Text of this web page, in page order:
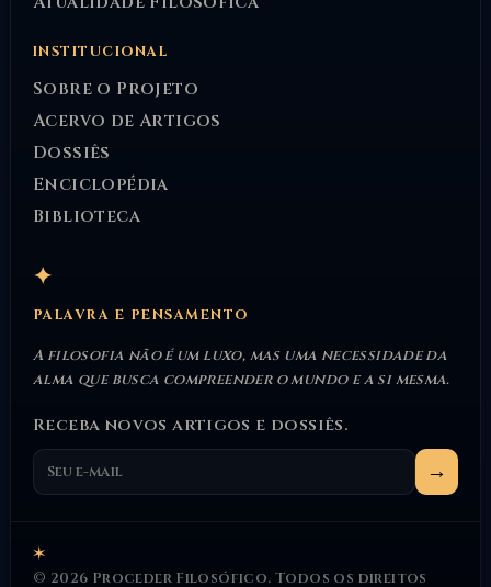
INSTITUCIONAL
Sobre o Projeto
Acervo de Artigos
Dossiês
Enciclopédia
Biblioteca
✦
PALAVRA E PENSAMENTO
A filosofia não é um luxo, mas uma necessidade da
alma que busca compreender o mundo e a si mesma.
Receba novos artigos e dossiês.
→
✶
© 2026 Proceder Filosófico. Todos os direitos